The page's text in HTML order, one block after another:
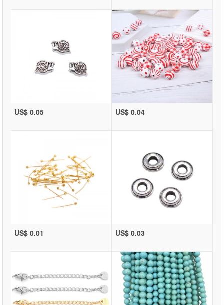
US$ 0.05 US$ 0.04
US$ 0.01 US$ 0.03